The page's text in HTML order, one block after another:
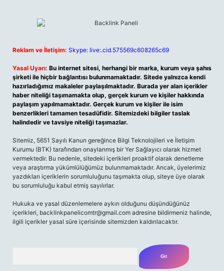
Reklam ve İletişim: Skype: live:.cid.575569c608265c69
Yasal Uyarı: Bu internet sitesi, herhangi bir marka, kurum veya şahıs
şirketi ile hiçbir bağlantısı bulunmamaktadır. Sitede yalnızca kendi
hazırladığımız makaleler paylaşılmaktadır. Burada yer alan içerikler
haber niteliği taşımamakta olup, gerçek kurum ve kişiler hakkında
paylaşım yapılmamaktadır. Gerçek kurum ve kişiler ile isim
benzerlikleri tamamen tesadüfidir. Sitemizdeki bilgiler taslak
halindedir ve tavsiye niteliği taşımazlar.
Sitemiz, 5651 Sayılı Kanun gereğince Bilgi Teknolojileri ve İletişim
Kurumu (BTK) tarafından onaylanmış bir Yer Sağlayıcı olarak hizmet
vermektedir. Bu nedenle, sitedeki içerikleri proaktif olarak denetleme
veya araştırma yükümlülüğümüz bulunmamaktadır. Ancak, üyelerimiz
yazdıkları içeriklerin sorumluluğunu taşımakta olup, siteye üye olarak
bu sorumluluğu kabul etmiş sayılırlar.
Hukuka ve yasal düzenlemelere aykırı olduğunu düşündüğünüz
içerikleri, backlinkpanelicomtr@gmail.com adresine bildirmeniz halinde,
ilgili içerikler yasal süre içerisinde sitemizden kaldırılacaktır.